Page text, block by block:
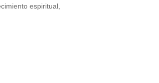
espiritual,